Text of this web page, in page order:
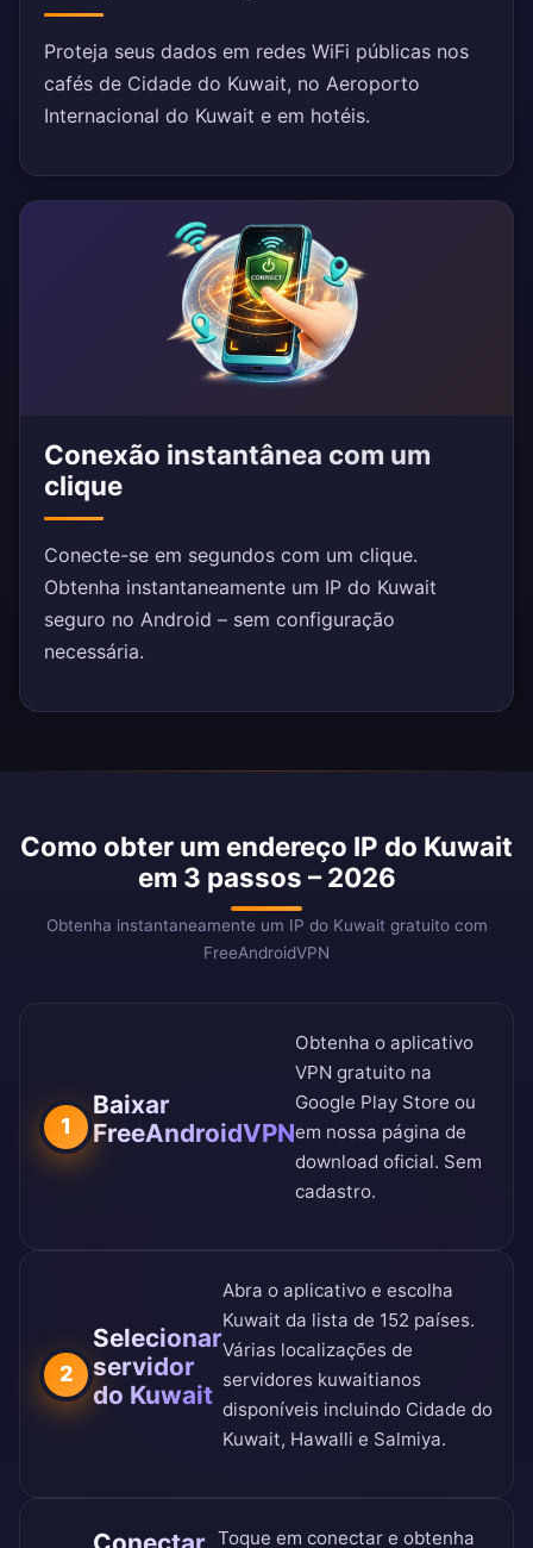
Proteja seus dados em redes WiFi públicas nos
cafés de Cidade do Kuwait, no Aeroporto
Internacional do Kuwait e em hotéis.
Conexão instantânea com um
clique
Conecte-se em segundos com um clique.
Obtenha instantaneamente um IP do Kuwait
seguro no Android – sem configuração
necessária.
Como obter um endereço IP do Kuwait
em 3 passos – 2026
Obtenha instantaneamente um IP do Kuwait gratuito com
FreeAndroidVPN
1
Baixar
FreeAndroidVPN
Obtenha o aplicativo
VPN gratuito na
Google Play Store ou
em nossa página de
download oficial. Sem
cadastro.
2
Selecionar
servidor
do Kuwait
Abra o aplicativo e escolha
Kuwait da lista de 152 países.
Várias localizações de
servidores kuwaitianos
disponíveis incluindo Cidade do
Kuwait, Hawalli e Salmiya.
Toque em conectar e obtenha